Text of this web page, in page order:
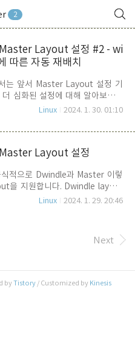
2
Layout 설정 #2 - wi
따른 자동 재배치
는 앞서 Master Layout 설정 기
심화된 설정에 대해 알아보고자
Layout을 기본으로 설정하게 되
표시가 되지만, Window가 두 개
은 텅 비게 되지요. 이러한 단점을
요구 규칙 입니다. Case Study 1.
일 경우에는 중앙에 배치하되
로 설정한다.(mfact = 0.65) 2.
Linux 2024. 1. 30. 01:10
Layout 설정
적으로 Dwindle과 Master 이렇
을 지원합니다. Dwindle layout
Space Partitioning Window
와 그 밖의 window로 구분
도우의 배치 위치 기준으로 나머지
겠습니다. 위의 스샷은 현재 제가
고 있는 Master Layout으로 위와
Linux 2024. 1. 29. 20:46
Next
byTistory / Customized by Kinesis